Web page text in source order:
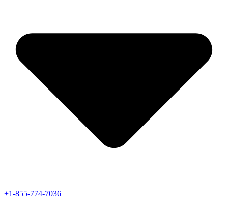
+1-855-774-7036